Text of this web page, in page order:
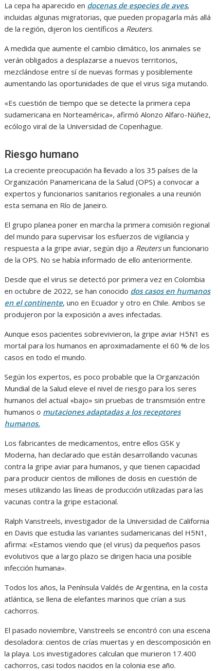
La cepa ha aparecido en docenas de especies de aves,
incluidas algunas migratorias, que pueden propagarla más allá
de la región, dijeron los científicos a Reuters.
A medida que aumente el cambio climático, los animales se
verán obligados a desplazarse a nuevos territorios,
mezclándose entre sí de nuevas formas y posiblemente
aumentando las oportunidades de que el virus siga mutando.
«Es cuestión de tiempo que se detecte la primera cepa
sudamericana en Norteamérica», afirmó Alonzo Alfaro-Núñez,
ecólogo viral de la Universidad de Copenhague.
Riesgo humano
La creciente preocupación ha llevado a los 35 países de la
Organización Panamericana de la Salud (OPS) a convocar a
expertos y funcionarios sanitarios regionales a una reunión
esta semana en Río de Janeiro.
El grupo planea poner en marcha la primera comisión regional
del mundo para supervisar los esfuerzos de vigilancia y
respuesta a la gripe aviar, según dijo a Reutersun funcionario
de la OPS. No se había informado de ello anteriormente.
Desde que el virus se detectó por primera vez en Colombia
en octubre de 2022, se han conocido dos casos en humanos
en el continente, uno en Ecuador y otro en Chile. Ambos se
produjeron por la exposición a aves infectadas.
Aunque esos pacientes sobrevivieron, la gripe aviar H5N1 es
mortal para los humanos en aproximadamente el 60 % de los
casos en todo el mundo.
Según los expertos, es poco probable que la Organización
Mundial de la Salud eleve el nivel de riesgo para los seres
humanos del actual «bajo» sin pruebas de transmisión entre
humanos o mutaciones adaptadas a los receptores
humanos.
Los fabricantes de medicamentos, entre ellos GSK y
Moderna, han declarado que están desarrollando vacunas
contra la gripe aviar para humanos, y que tienen capacidad
para producir cientos de millones de dosis en cuestión de
meses utilizando las líneas de producción utilizadas para las
vacunas contra la gripe estacional.
Ralph Vanstreels, investigador de la Universidad de California
en Davis que estudia las variantes sudamericanas del H5N1,
afirma: «Estamos viendo que (el virus) da pequeños pasos
evolutivos que a largo plazo se dirigen hacia una posible
infección humana».
Todos los años, la Península Valdés de Argentina, en la costa
atlántica, se llena de elefantes marinos que crían a sus
cachorros.
El pasado noviembre, Vanstreels se encontró con una escena
desoladora: cientos de crías muertas y en descomposición en
la playa. Los investigadores calculan que murieron 17.400
cachorros, casi todos nacidos en la colonia ese año.